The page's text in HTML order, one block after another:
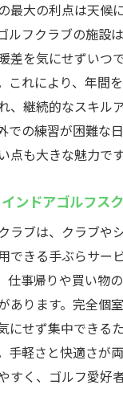
最大の利点は天候
ルフクラブの施設
差を気にせずいつ
これにより、年間
、継続的なスキル
での練習が困難な
点も大きな魅力です
ンドアゴルフス
ラブは、クラブや
できる手ぶらサー
仕事帰りや買い物
あります。完全個
にせず集中できる
手軽さと快適さが
すく、ゴルフ愛好